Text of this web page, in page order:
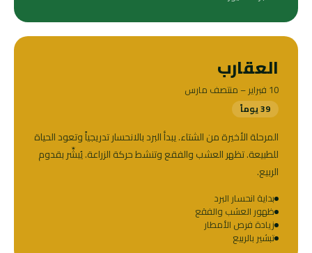
العقارب
10 فبراير – منتصف مارس
39 يوماً
المرحلة الأخيرة من الشتاء. يبدأ البرد بالانحسار تدريجياً وتعود الحياة
للطبيعة. تظهر العشب والفقع وتنشط حركة الزراعة. يُبشِّر بقدوم
الربيع.
بداية انحسار البرد
ظهور العشب والفقع
زيادة فرص الأمطار
تبشير بالربيع